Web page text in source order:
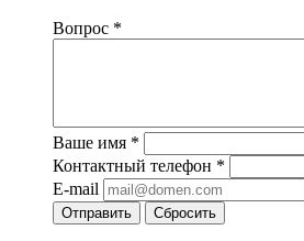
Вопрос *
Ваше имя *
Контактный телефон *
E-mail
Отправить Сбросить